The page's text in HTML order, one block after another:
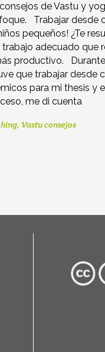
de Vastu y
Trabajar desde
pequeños! ¿Te
adecuado que
productivo.
que trabajar desde
para mi thesis y
me di cuenta
, Vastu consejos